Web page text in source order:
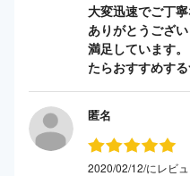
大変迅速でご丁
ありがとうござ
満足しています
たらおすすめする
匿名
2020/02/12/にレビ